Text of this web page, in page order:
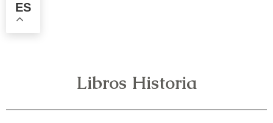
ES
Libros Historia